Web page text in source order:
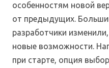
особенностям новой
от предыдущих.
разработчики
новые возможности.
при старте, опция